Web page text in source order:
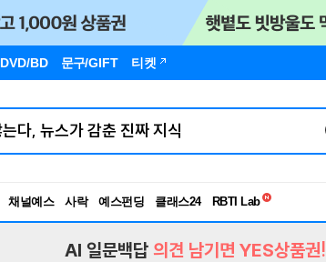
DVD/BD 문구/GIFT 티켓
채널예스 사락 예스펀딩 클래스24
독서유형검사
RBTI Lab
AI 일문백답 의견 남기면 YES상품권!